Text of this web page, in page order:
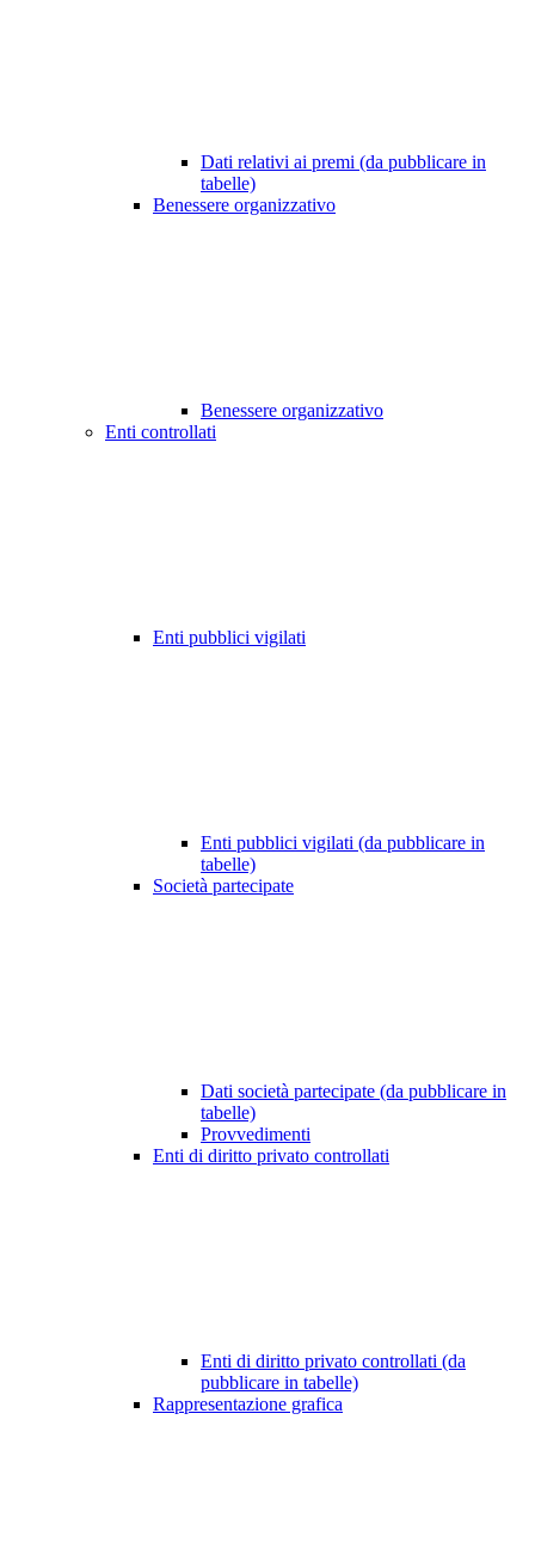
Dati relativi ai premi (da pubblicare in
tabelle)
Benessere organizzativo
Benessere organizzativo
Enti controllati
Enti pubblici vigilati
Enti pubblici vigilati (da pubblicare in
tabelle)
Società partecipate
Dati società partecipate (da pubblicare in
tabelle)
Provvedimenti
Enti di diritto privato controllati
Enti di diritto privato controllati (da
pubblicare in tabelle)
Rappresentazione grafica